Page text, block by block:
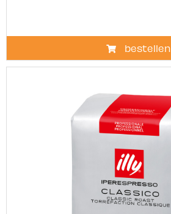
bestellen